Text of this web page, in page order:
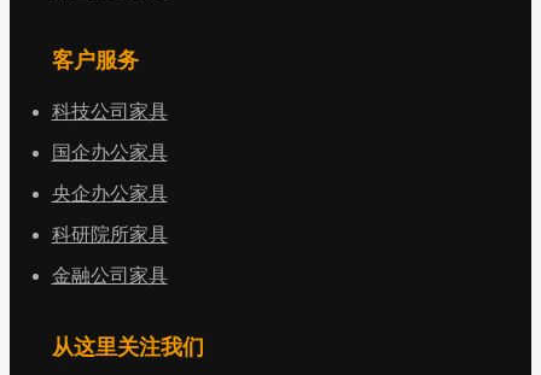
客户服务
科技公司家具
国企办公家具
央企办公家具
科研院所家具
金融公司家具
从这里关注我们